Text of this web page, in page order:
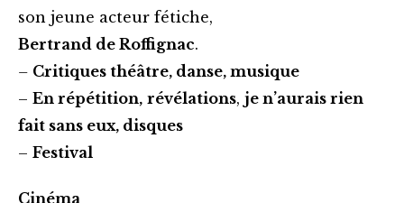
son jeune acteur fétiche,
Bertrand de Roffignac.
– Critiques théâtre, danse, musique
– En répétition, révélations, je n’aurais rien
fait sans eux, disques
– Festival
Cinéma